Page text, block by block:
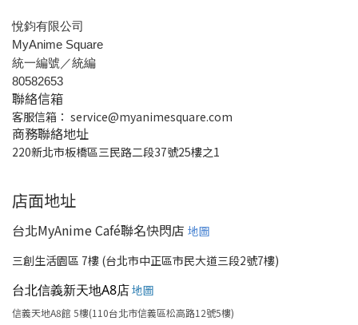
悅鈞有限公司
MyAnime Square
統一編號／統編
80582653
聯絡信箱
客服信箱： service@myanimesquare.com
商務聯絡地址
220新北市板橋區三民路二段37號25樓之1
店面地址
台北MyAnime Café聯名快閃店 地圖
三創生活園區 7樓 (台北市中正區市民大道三段2號7樓)
台北信義新天地A8店地圖
信義天地A8館 5樓(110台北市信義區松高路12號5樓)